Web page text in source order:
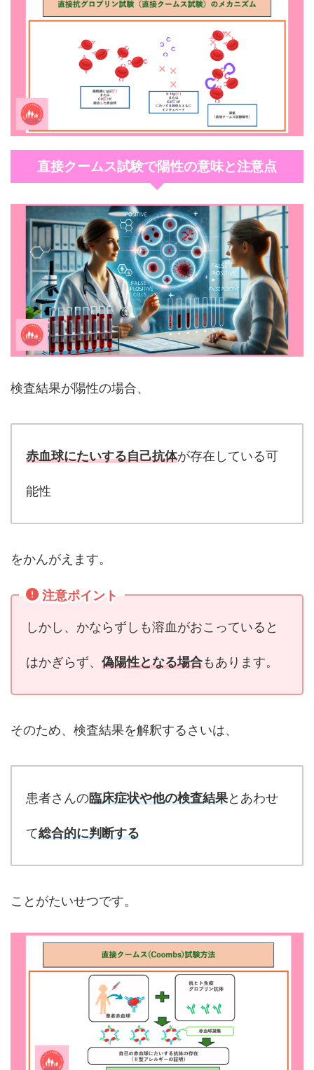
直接クームス試験で陽性の意味と注意点
検査結果が陽性の場合、
赤血球にたいする自己抗体が存在している可
能性
をかんがえます。
注意ポイント
しかし、かならずしも溶血がおこっていると
はかぎらず、 偽陽性となる場合もあります。
そのため、検査結果を解釈するさいは、
患者さんの臨床症状や他の検査結果とあわせ
て総合的に判断する
ことがたいせつです。